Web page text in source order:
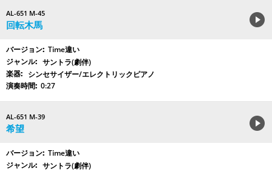
AL-651 M-45
回転木馬
Time違い
サントラ(劇伴)
シンセサイザー/エレクトリックピアノ
0:27
AL-651 M-39
希望
Time違い
サントラ(劇伴)